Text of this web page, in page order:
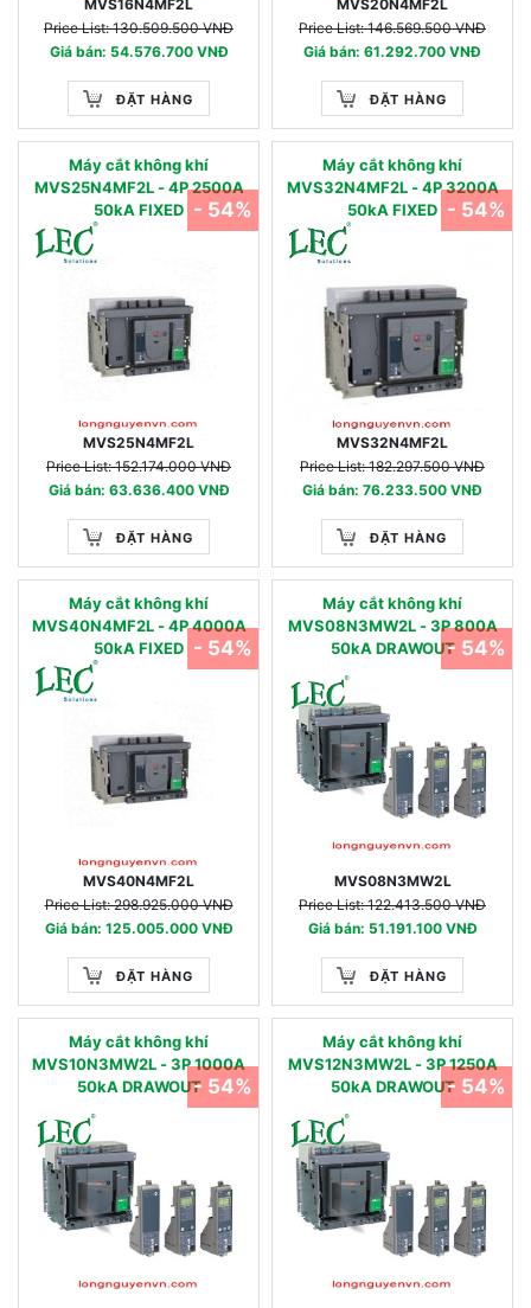
MVS16N4MF2L
Price List: 130.509.500 VNĐ
Giá bán: 54.576.700 VNĐ
ĐẶT HÀNG
MVS20N4MF2L
Price List: 146.569.500 VNĐ
Giá bán: 61.292.700 VNĐ
ĐẶT HÀNG
Máy cắt không khí
MVS25N4MF2L - 4P 2500A
50kA FIXED
MVS25N4MF2L
Price List: 152.174.000 VNĐ
Giá bán: 63.636.400 VNĐ
ĐẶT HÀNG
- 54%
Máy cắt không khí
MVS32N4MF2L - 4P 3200A
50kA FIXED
MVS32N4MF2L
Price List: 182.297.500 VNĐ
Giá bán: 76.233.500 VNĐ
ĐẶT HÀNG
- 54%
Máy cắt không khí
MVS40N4MF2L - 4P 4000A
50kA FIXED
MVS40N4MF2L
Price List: 298.925.000 VNĐ
Giá bán: 125.005.000 VNĐ
ĐẶT HÀNG
- 54%
Máy cắt không khí
MVS08N3MW2L - 3P 800A
50kA DRAWOUT
MVS08N3MW2L
Price List: 122.413.500 VNĐ
Giá bán: 51.191.100 VNĐ
ĐẶT HÀNG
- 54%
Máy cắt không khí
MVS10N3MW2L - 3P 1000A
50kA DRAWOUT- 54%
Máy cắt không khí
MVS12N3MW2L - 3P 1250A
50kA DRAWOUT- 54%